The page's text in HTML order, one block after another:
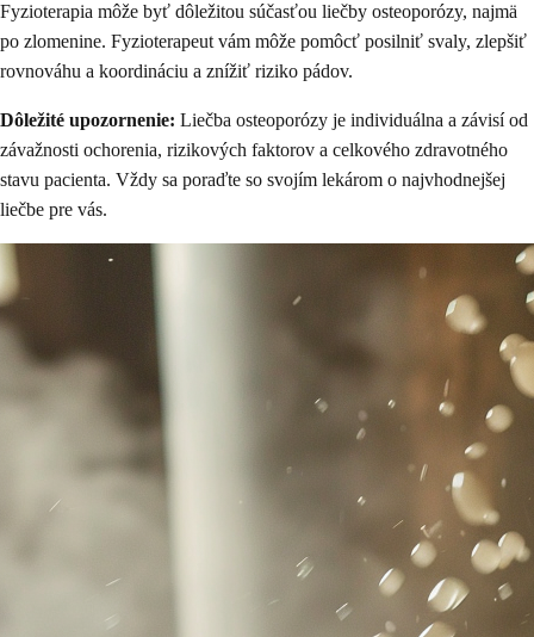
Fyzioterapia môže byť dôležitou súčasťou liečby osteoporózy, najmä
po zlomenine. Fyzioterapeut vám môže pomôcť posilniť svaly, zlepšiť
rovnováhu a koordináciu a znížiť riziko pádov.
Dôležité upozornenie: Liečba osteoporózy je individuálna a závisí od
závažnosti ochorenia, rizikových faktorov a celkového zdravotného
stavu pacienta. Vždy sa poraďte so svojím lekárom o najvhodnejšej
liečbe pre vás.